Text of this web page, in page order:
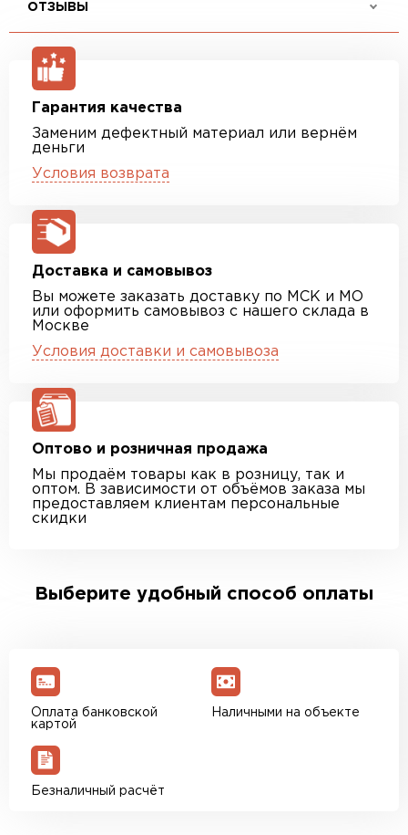
ОТЗЫВЫ
Гарантия качества
Заменим дефектный материал или вернём
деньги
Условия возврата
Доставка и самовывоз
Вы можете заказать доставку по МСК и МО
или оформить самовывоз с нашего склада в
Москве
Условия доставки и самовывоза
Оптово и розничная продажа
Мы продаём товары как в розницу, так и
оптом. В зависимости от объёмов заказа мы
предоставляем клиентам персональные
скидки
Выберите удобный способ оплаты
Оплата банковской
картой
Наличными на объекте
Безналичный расчёт